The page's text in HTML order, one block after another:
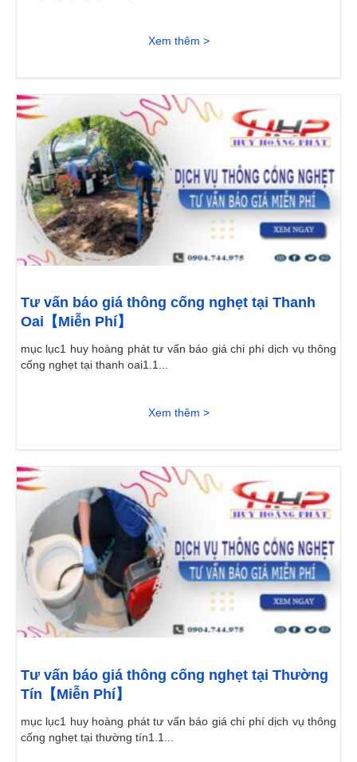
Xem thêm >
Tư vấn báo giá thông cống nghẹt tại Thanh
Oai【Miễn Phí】
mục lục1 huy hoàng phát tư vấn báo giá chi phí dịch vụ thông
cống nghẹt tại thanh oai1.1...
Xem thêm >
Tư vấn báo giá thông cống nghẹt tại Thường
Tín【Miễn Phí】
mục lục1 huy hoàng phát tư vấn báo giá chi phí dịch vụ thông
cống nghẹt tại thường tín1.1...